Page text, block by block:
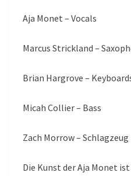
Aja Monet – Vocals
Marcus Strickland –
Brian Hargrove –
Micah Collier – Bass
Zach Morrow – Schlagzeug
Die Kunst der Aja Monet